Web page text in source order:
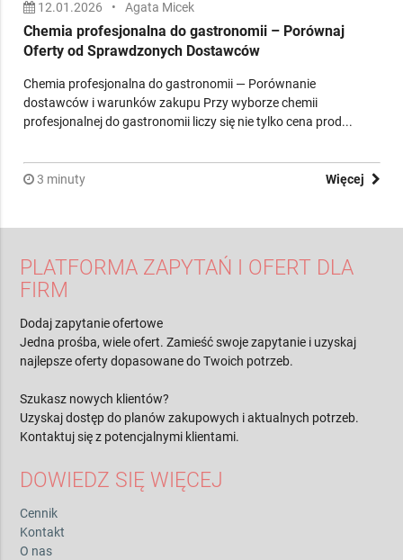
12.01.2026 Agata Micek
Chemia profesjonalna do gastronomii – Porównaj
Oferty od Sprawdzonych Dostawców
dostawców i warunków zakupu Przy wyborze chemii
profesjonalnej do gastronomii liczy się nie tylko cena prod...
PLATFORMA ZAPYTAŃ I OFERT DLA
FIRM
Dodaj zapytanie ofertowe
Jedna prośba, wiele ofert. Zamieść swoje zapytanie i uzyskaj
najlepsze oferty dopasowane do Twoich potrzeb.
Uzyskaj dostęp do planów zakupowych i aktualnych potrzeb.
Kontaktuj się z potencjalnymi klientami.
DOWIEDZ SIĘ WIĘCEJ